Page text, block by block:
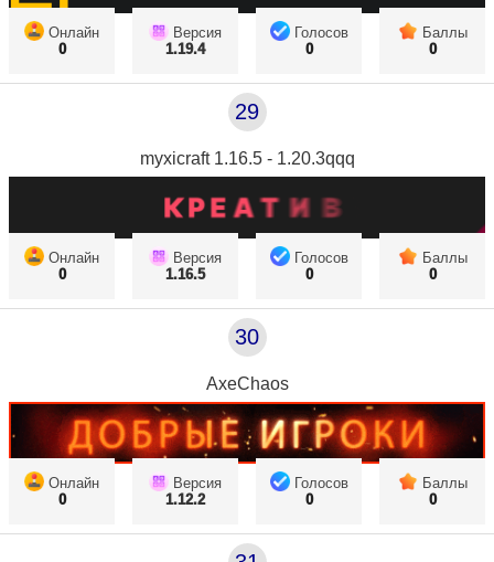
Онлайн
0
Версия
1.19.4
Голосов
0
Баллы
0
29
myxicraft 1.16.5 - 1.20.3qqq
Онлайн
0
Версия
1.16.5
Голосов
0
Баллы
0
30
AxeChaos
Онлайн
0
Версия
1.12.2
Голосов
0
Баллы
0